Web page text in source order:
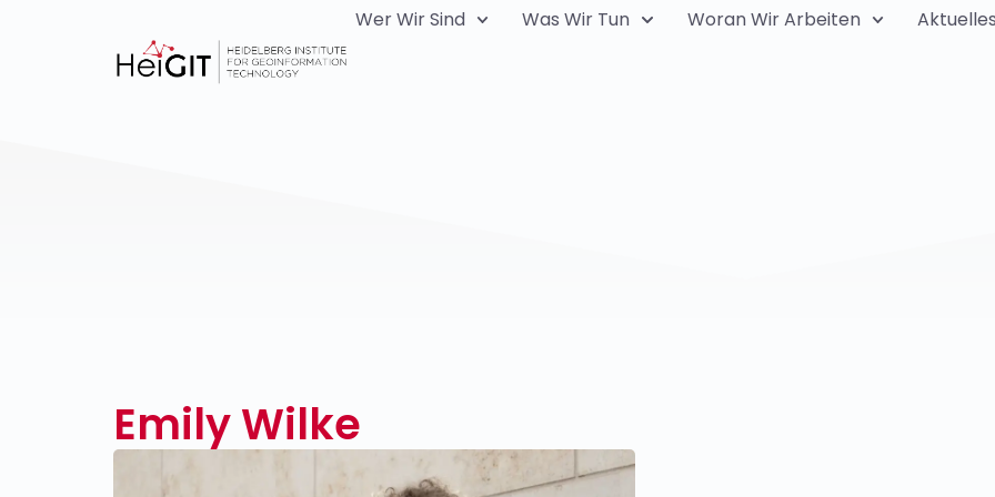
Wer Wir Sind Was Wir Tun Woran Wir Arbeiten Aktuelles
Emily Wilke